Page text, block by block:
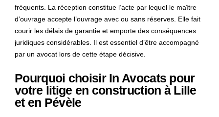
fréquents. La réception constitue l’acte par lequel le maître
d’ouvrage accepte l’ouvrage avec ou sans réserves. Elle fait
courir les délais de garantie et emporte des conséquences
juridiques considérables. Il est essentiel d’être accompagné
par un avocat lors de cette étape décisive.
Pourquoi choisir In Avocats pour
votre litige en construction à Lille
et en Pévèle